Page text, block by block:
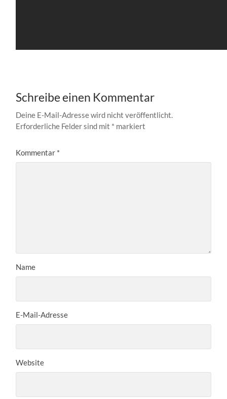
Schreibe einen Kommentar
Deine E-Mail-Adresse wird nicht veröffentlicht.
Erforderliche Felder sind mit * markiert
Kommentar *
Name
E-Mail-Adresse
Website